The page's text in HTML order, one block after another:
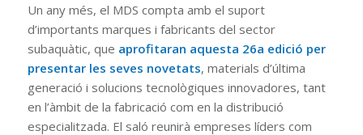
Un any més, el MDS compta amb el suport
d’importants marques i fabricants del sector
subaquàtic, que aprofitaran aquesta 26a edició per
presentar les seves novetats, materials d’última
generació i solucions tecnològiques innovadores, tant
en l’àmbit de la fabricació com en la distribució
especialitzada. El saló reunirà empreses líders com